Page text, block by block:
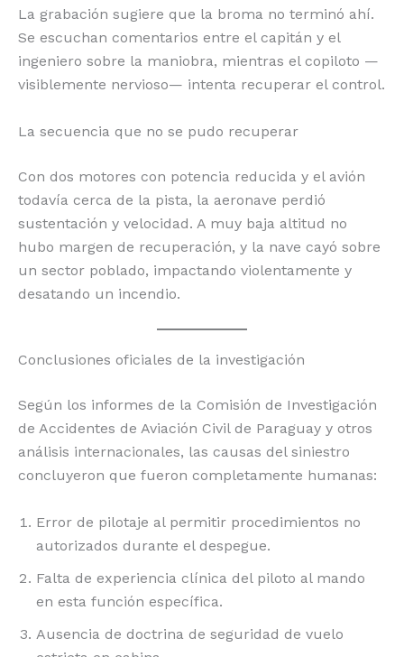
La grabación sugiere que la broma no terminó ahí.
Se escuchan comentarios entre el capitán y el
ingeniero sobre la maniobra, mientras el copiloto —
visiblemente nervioso— intenta recuperar el control.
La secuencia que no se pudo recuperar
Con dos motores con potencia reducida y el avión
todavía cerca de la pista, la aeronave perdió
sustentación y velocidad. A muy baja altitud no
hubo margen de recuperación, y la nave cayó sobre
un sector poblado, impactando violentamente y
desatando un incendio.
Conclusiones oficiales de la investigación
Según los informes de la Comisión de Investigación
de Accidentes de Aviación Civil de Paraguay y otros
análisis internacionales, las causas del siniestro
concluyeron que fueron completamente humanas:
Error de pilotaje al permitir procedimientos no
autorizados durante el despegue.
Falta de experiencia clínica del piloto al mando
en esta función específica.
Ausencia de doctrina de seguridad de vuelo